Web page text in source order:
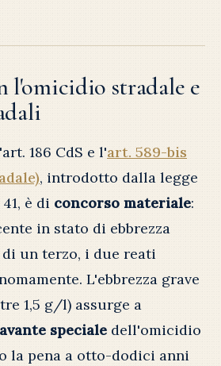
l'omicidio stradale e
186 CdS e l'art. 589-bis
, introdotto dalla legge
è di concorso materiale:
in stato di ebbrezza
un terzo, i due reati
L'ebbrezza grave
1,5 g/l) assurge a
speciale dell'omicidio
la pena a otto-dodici anni